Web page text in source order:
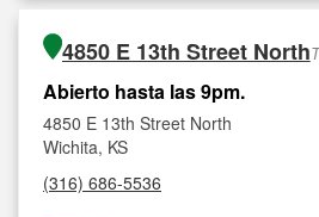
4850 E 13th Street North
Abierto hasta las 9pm.
4850 E 13th Street North
Wichita, KS
(316) 686-5536